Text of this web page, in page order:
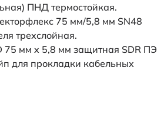
ПНД термостойкая.
75 мм/5,8 мм SN48
трехслойная.
75 мм x 5,8 мм защитная SDR ПЭ
для прокладки кабельных